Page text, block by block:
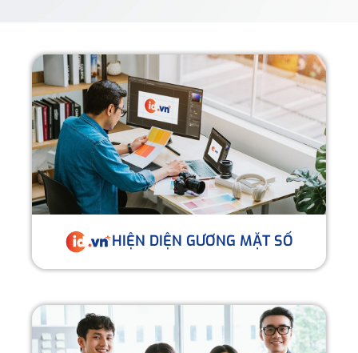
HIỆN DIỆN GƯƠNG MẶT SỐ